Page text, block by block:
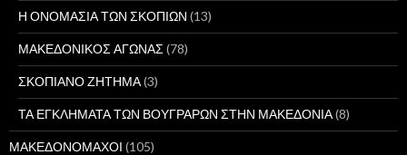
Η ΟΝΟΜΑΣΙΑ ΤΩΝ ΣΚΟΠΙΩΝ (13)
ΜΑΚΕΔΟΝΙΚΟΣ ΑΓΩΝΑΣ (78)
ΣΚΟΠΙΑΝΟ ΖΗΤΗΜΑ(3)
ΤΑ ΕΓΚΛΗΜΑΤΑ ΤΩΝ ΒΟΥΓΡΑΡΩΝ ΣΤΗΝ ΜΑΚΕΔΟΝΙΑ(8)
ΜΑΚΕΔΟΝΟΜΑΧΟΙ (105)